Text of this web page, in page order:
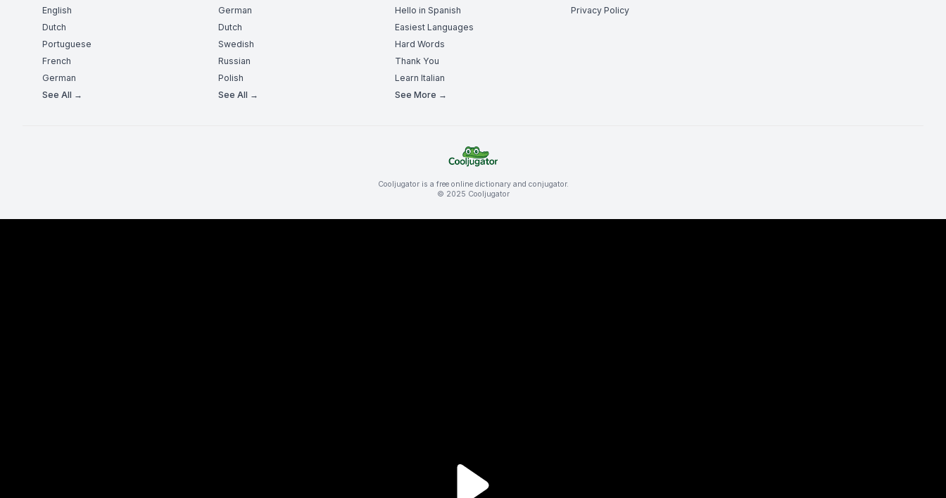
English
Dutch
Portuguese
French
German
See All →
German
Dutch
Swedish
Russian
Polish
See All →
Hello in Spanish
Easiest Languages
Hard Words
Thank You
Learn Italian
See More →
Privacy Policy
Cooljugator is a free online dictionary and conjugator.
© 2025 Cooljugator